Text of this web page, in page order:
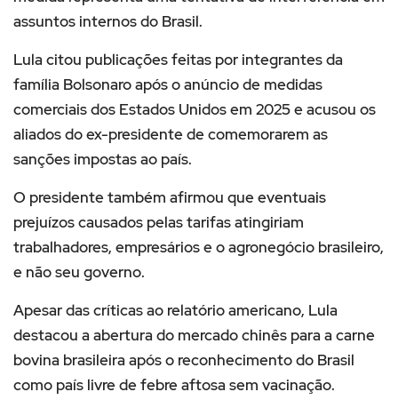
assuntos internos do Brasil.
Lula citou publicações feitas por integrantes da
família Bolsonaro após o anúncio de medidas
comerciais dos Estados Unidos em 2025 e acusou os
aliados do ex-presidente de comemorarem as
sanções impostas ao país.
O presidente também afirmou que eventuais
prejuízos causados pelas tarifas atingiriam
trabalhadores, empresários e o agronegócio brasileiro,
e não seu governo.
Apesar das críticas ao relatório americano, Lula
destacou a abertura do mercado chinês para a carne
bovina brasileira após o reconhecimento do Brasil
como país livre de febre aftosa sem vacinação.